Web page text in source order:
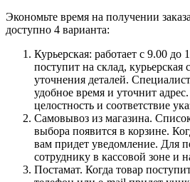
Экономьте время на получении
доступно 4 варианта:
Курьерская: работает с 9.00 до
поступит на склад, курьерская
уточнения деталей.
удобное время и уточнит
целостность и соответствие
Самовывоз из магазина.
выбора появится в корзине.
вам придет уведомление. Для
сотруднику в кассовой зоне и
Постамат. Когда товар